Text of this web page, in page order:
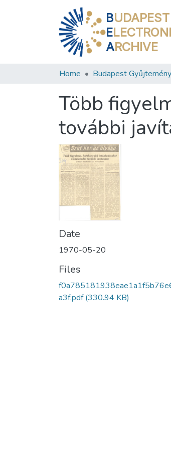
BUDAPEST
E
ARCHIVE
Home Budapest Gyűjtemény
Több
további
Date
1970-05-20
Files
a3f.pdf(330.94 KB)